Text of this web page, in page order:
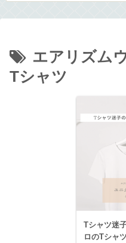
エアリズム
Tシャツ
Tシャツ迷
ロのTシャ